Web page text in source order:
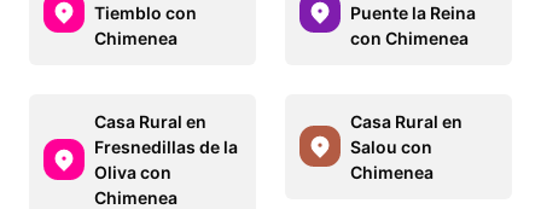
Tiemblo con
Chimenea
Puente la Reina
con Chimenea
Casa Rural en
Fresnedillas de la
Oliva con
Chimenea
Casa Rural en
Salou con
Chimenea